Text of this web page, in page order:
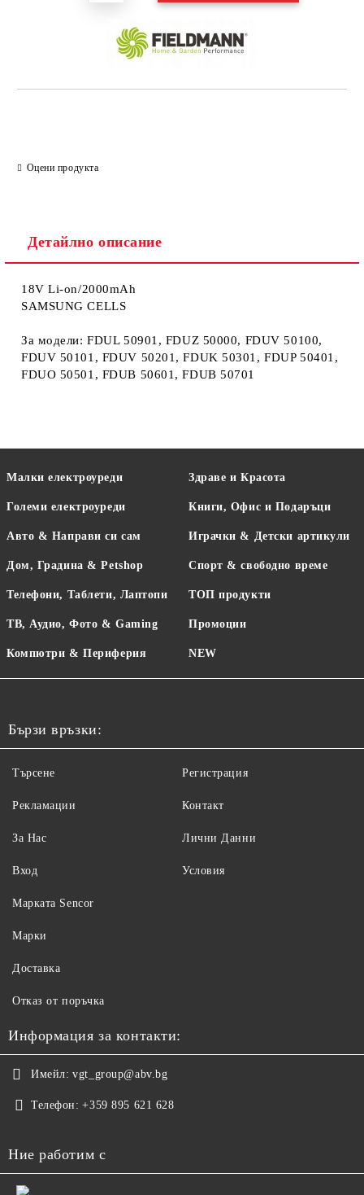
Оцени продукта
Детайлно описание
18V Li-on/2000mAh
SAMSUNG CELLS
За модели: FDUL 50901, FDUZ 50000, FDUV 50100,
FDUV 50101, FDUV 50201, FDUK 50301, FDUP 50401,
FDUO 50501, FDUB 50601, FDUB 50701
Малки електроуреди
Големи електроуреди
Авто & Направи си сам
Дом, Градина & Petshop
Телефони, Таблети, Лаптопи
ТВ, Аудио, Фото & Gaming
Компютри & Периферия
Здраве и Красота
Книги, Офис и Подаръци
Играчки & Детски артикули
Спорт & свободно време
ТОП продукти
Промоции
NEW
Бързи връзки:
Търсене
Рекламации
За Нас
Вход
Регистрация
Контакт
Лични Данни
Условия
Maрката Sencor
Марки
Доставка
Отказ от поръчка
Информация за контакти:
Имейл: vgt_group@abv.bg
Телефон: +359 895 621 628
Ние работим с